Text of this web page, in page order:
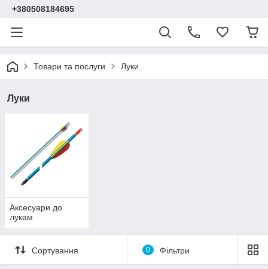
+380508184695
Товари та послуги Луки
Луки
Аксесуари до
лукам
Сортування 0 Фільтри